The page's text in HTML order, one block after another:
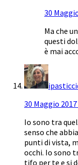
30
Ma che
questi
è mai
30 Maggio
Io sono tra
senso che
punti di vista,
occhi. Io sono
tifo per te e si